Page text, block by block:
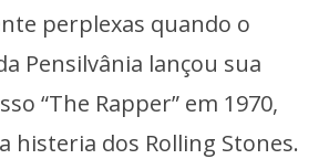
perplexas quando o
Pensilvânia lançou sua
“The Rapper” em 1970,
histeria dos Rolling Stones.